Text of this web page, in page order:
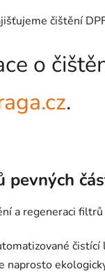
čištění
o
.
pevných
a regeneraci
naprosto